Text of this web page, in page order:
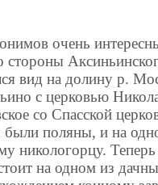
очень
стороны
вид на долину р.
с церковью
со Спасской
поляны, и на
никологорцу.
на одном из